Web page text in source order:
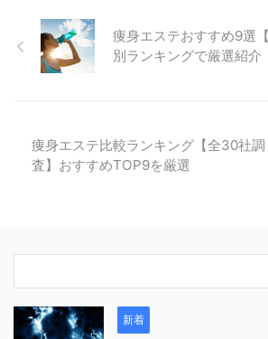
痩身エステおすすめ9選
別ランキングで厳選紹介
痩身エステ比較ランキング【全30社調
査】おすすめTOP9を厳選
新着